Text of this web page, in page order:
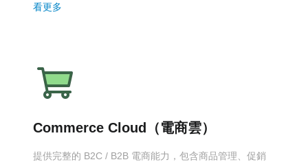
看更多
Commerce Cloud（電商雲）
提供完整的 B2C / B2B 電商能力，包含商品管理、促銷